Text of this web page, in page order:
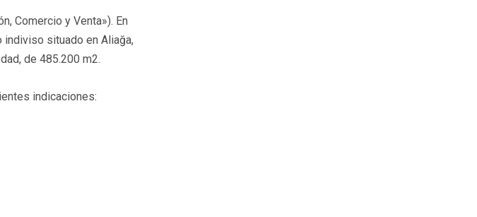
Comercio y Venta»). En
indiviso situado en Aliağa,
de 485.200 m2.
indicaciones: